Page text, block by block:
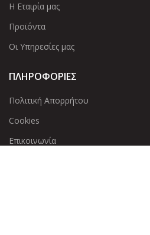
Η Εταιρία μας
Προϊόντα
Οι Υπηρεσίες μας
ΠΛΗΡΟΦΟΡΙΕΣ
Πολιτική Απορρήτου
Cookies
Επικοινωνία